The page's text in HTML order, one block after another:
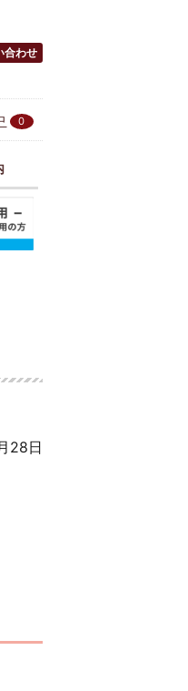
合わせ
0
28日